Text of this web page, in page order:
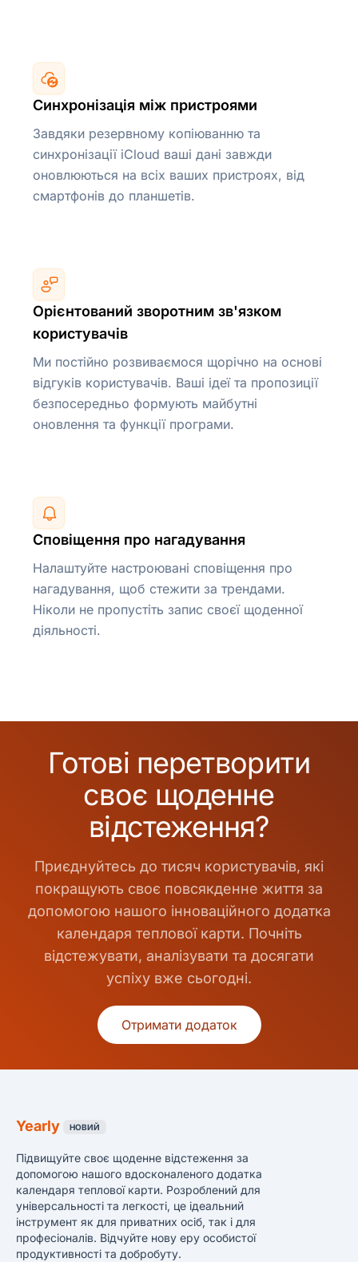
Синхронізація між пристроями
Завдяки резервному копіюванню та
синхронізації iCloud ваші дані завжди
оновлюються на всіх ваших пристроях, від
смартфонів до планшетів.
Орієнтований зворотним зв'язком
користувачів
Ми постійно розвиваємося щорічно на основі
відгуків користувачів. Ваші ідеї та пропозиції
безпосередньо формують майбутні
оновлення та функції програми.
Сповіщення про нагадування
Налаштуйте настроювані сповіщення про
нагадування, щоб стежити за трендами.
Ніколи не пропустіть запис своєї щоденної
діяльності.
Готові перетворити
своє щоденне
відстеження?
Приєднуйтесь до тисяч користувачів, які
покращують своє повсякденне життя за
допомогою нашого інноваційного додатка
календаря теплової карти. Почніть
відстежувати, аналізувати та досягати
успіху вже сьогодні.
Отримати додаток
Yearly НОВИЙ
Підвищуйте своє щоденне відстеження за
допомогою нашого вдосконаленого додатка
календаря теплової карти. Розроблений для
універсальності та легкості, це ідеальний
інструмент як для приватних осіб, так і для
професіоналів. Відчуйте нову еру особистої
продуктивності та добробуту.